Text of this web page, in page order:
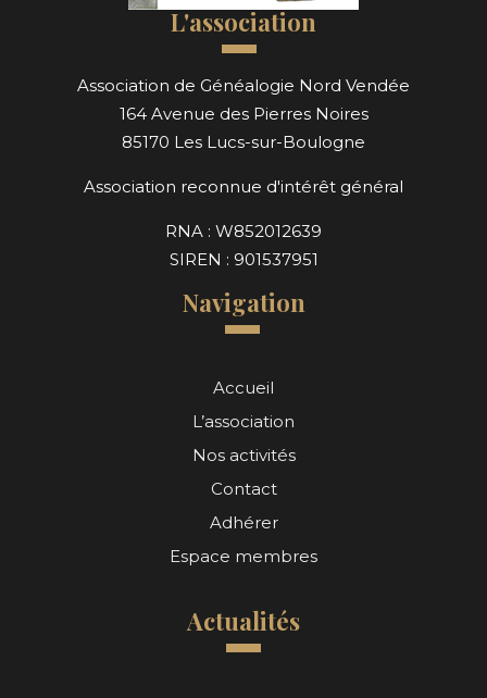
L'association
Association de Généalogie Nord Vendée
164 Avenue des Pierres Noires
85170 Les Lucs-sur-Boulogne
Association reconnue d'intérêt général
RNA : W852012639
SIREN : 901537951
Navigation
Accueil
L’association
Nos activités
Contact
Adhérer
Espace membres
Actualités